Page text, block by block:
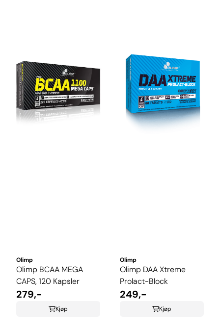
Olimp
Olimp BCAA MEGA
CAPS, 120 Kapsler
279,-
Kjøp
Olimp
Olimp DAA Xtreme
Prolact-Block
249,-
Kjøp